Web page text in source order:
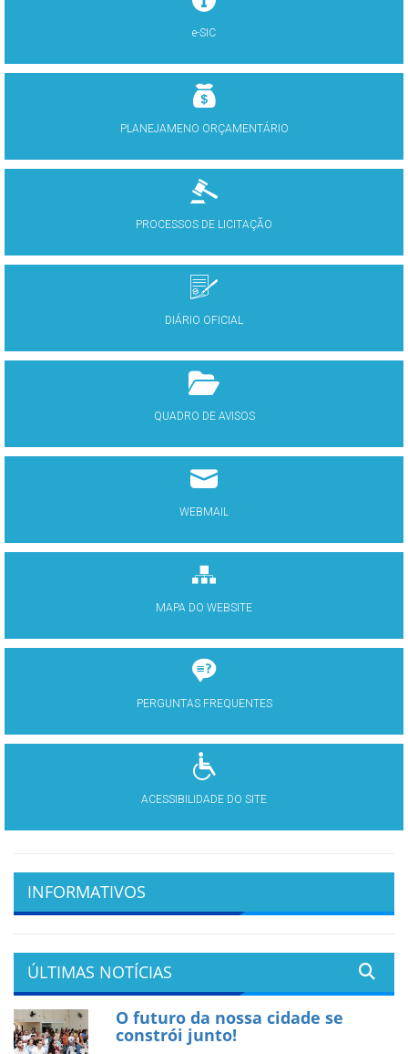
e-SIC
PLANEJAMENO ORÇAMENTÁRIO
PROCESSOS DE LICITAÇÃO
DIÁRIO OFICIAL
QUADRO DE AVISOS
WEBMAIL
MAPA DO WEBSITE
PERGUNTAS FREQUENTES
ACESSIBILIDADE DO SITE
INFORMATIVOS
ÚLTIMAS NOTÍCIAS
O futuro da nossa cidade se
constrói junto!